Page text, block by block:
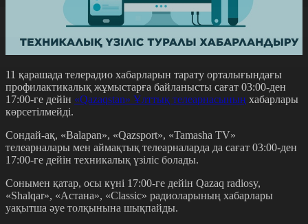
11 қарашада телерадио хабарларын тарату орталығындағы
профилактикалық жұмыстарға байланысты сағат 03:00-ден
17:00-ге дейін «Qazaqstan» Ұлттық телеарнасының хабарлары
көрсетілмейді.
Сондай-ақ, «Вalapan», «Qazsport», «Tamasha TV»
телеарналары мен аймақтық телеарналарда да сағат 03:00-ден
17:00-ге дейін техникалық үзіліс болады.
Сонымен қатар, осы күні 17:00-ге дейін Qazaq radiosy,
«Shalqar», «Астана», «Classic» радиоларының хабарлары
уақытша әуе толқынына шықпайды.